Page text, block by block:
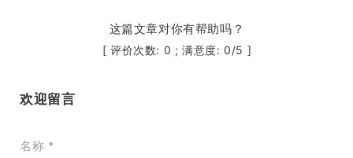
这篇文章对你有帮助吗？
[ 评价次数: 0 ; 满意度:0/5 ]
欢迎留言
名称 *